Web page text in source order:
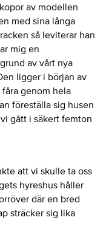
av modellen
med sina långa
så leviterar han
mig en
av vårt nya
ligger i början av
genom hela
föreställa sig husen
gått i säkert femton
att vi skulle ta oss
hyreshus håller
där en bred
sträcker sig lika